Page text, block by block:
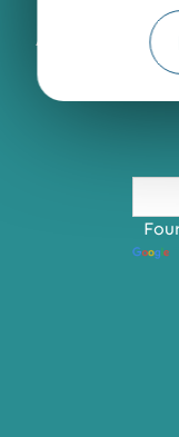
ACCESSIBILITÉ :